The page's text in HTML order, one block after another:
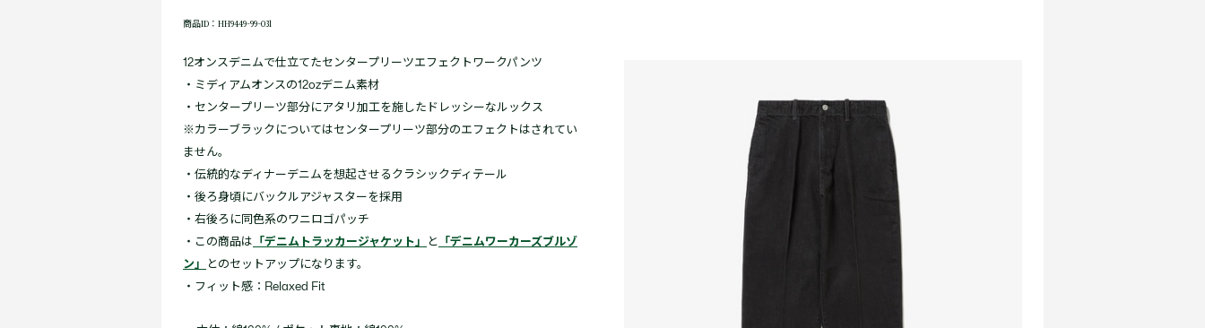
商品ID：HH9449-99-031
12オンスデニムで仕立てたセンタープリーツエフェクトワークパンツ
・ミディアムオンスの12ozデニム素材
・センタープリーツ部分にアタリ加工を施したドレッシーなルックス
※カラーブラックについてはセンタープリーツ部分のエフェクトはされてい
ません。
・伝統的なディナーデニムを想起させるクラシックディテール
・後ろ身頃にバックルアジャスターを採用
・右後ろに同色系のワニロゴパッチ
・この商品は 「デニムトラッカージャケット」 と 「デニムワーカーズブルゾ
ン」 とのセットアップになります。
・フィット感：Relaxed Fit